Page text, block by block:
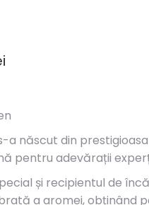
a născut din
pentru adevărații
și recipientul de
a aromei, obținând